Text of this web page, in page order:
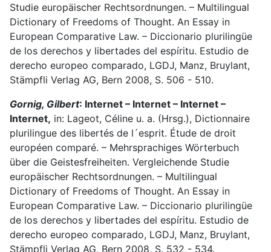
Studie europäischer Rechtsordnungen. – Multilingual
Dictionary of Freedoms of Thought. An Essay in
European Comparative Law. – Diccionario plurilingüe
de los derechos y libertades del espíritu. Estudio de
derecho europeo comparado, LGDJ, Manz, Bruylant,
Stämpfli Verlag AG, Bern 2008, S. 506 - 510.
Gornig, Gilbert: Internet – Internet – Internet –
Internet, in: Lageot, Céline u. a. (Hrsg.), Dictionnaire
plurilingue des libertés de l´esprit. Étude de droit
européen comparé. – Mehrsprachiges Wörterbuch
über die Geistesfreiheiten. Vergleichende Studie
europäischer Rechtsordnungen. – Multilingual
Dictionary of Freedoms of Thought. An Essay in
European Comparative Law. – Diccionario plurilingüe
de los derechos y libertades del espíritu. Estudio de
derecho europeo comparado, LGDJ, Manz, Bruylant,
Stämpfli Verlag AG, Bern 2008, S. 532 - 534.